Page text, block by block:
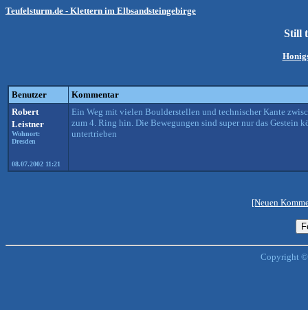
Teufelsturm.de - Klettern im Elbsandsteingebirge
Still
Benutzer
Kommentar
Robert
Leistner
Wohnort:
Dresden
08.07.2002 11:21
Ein Weg mit vielen Boulderstellen und technischer Kante
zum 4. Ring hin. Die Bewegungen sind super nur das Gestein
untertrieben
[Neuen
Copyright ©